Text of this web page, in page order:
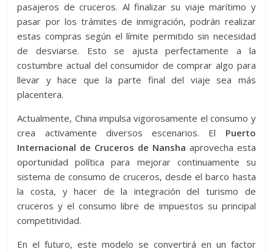
pasajeros de cruceros. Al finalizar su viaje marítimo y
pasar por los trámites de inmigración, podrán realizar
estas compras según el límite permitido sin necesidad
de desviarse. Esto se ajusta perfectamente a la
costumbre actual del consumidor de comprar algo para
llevar y hace que la parte final del viaje sea más
placentera.
Actualmente, China impulsa vigorosamente el consumo y
crea activamente diversos escenarios. El Puerto
Internacional de Cruceros de Nansha aprovecha esta
oportunidad política para mejorar continuamente su
sistema de consumo de cruceros, desde el barco hasta
la costa, y hacer de la integración del turismo de
cruceros y el consumo libre de impuestos su principal
competitividad.
En el futuro, este modelo se convertirá en un factor